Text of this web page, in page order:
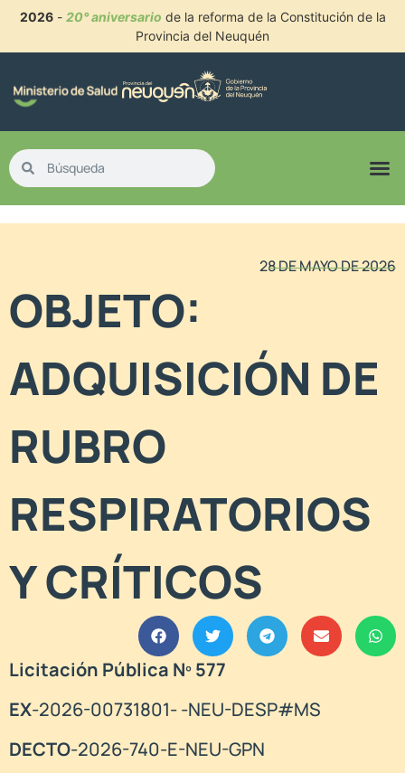
2026- 20° aniversario de la reforma de la Constitución de la
Provincia del Neuquén
28 DE MAYO DE 2026
OBJETO:
ADQUISICIÓN DE
RUBRO
RESPIRATORIOS
Y CRÍTICOS
Licitación Pública Nº 577
EX-2026-00731801- -NEU-DESP#MS
DECTO-2026-740-E-NEU-GPN